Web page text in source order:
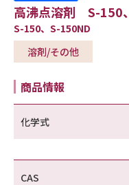
高沸点溶剤 S-150
S-150、S-150ND
溶剤/その他
商品情報
化学式
CAS